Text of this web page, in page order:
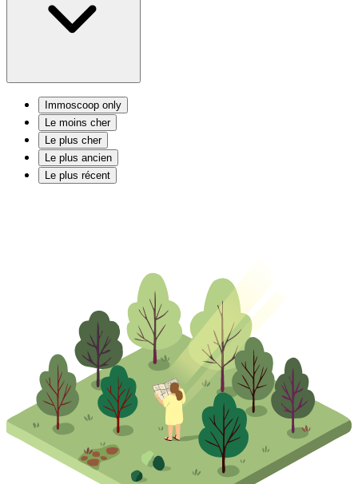
Immoscoop only
Le moins cher
Le plus cher
Le plus ancien
Le plus récent